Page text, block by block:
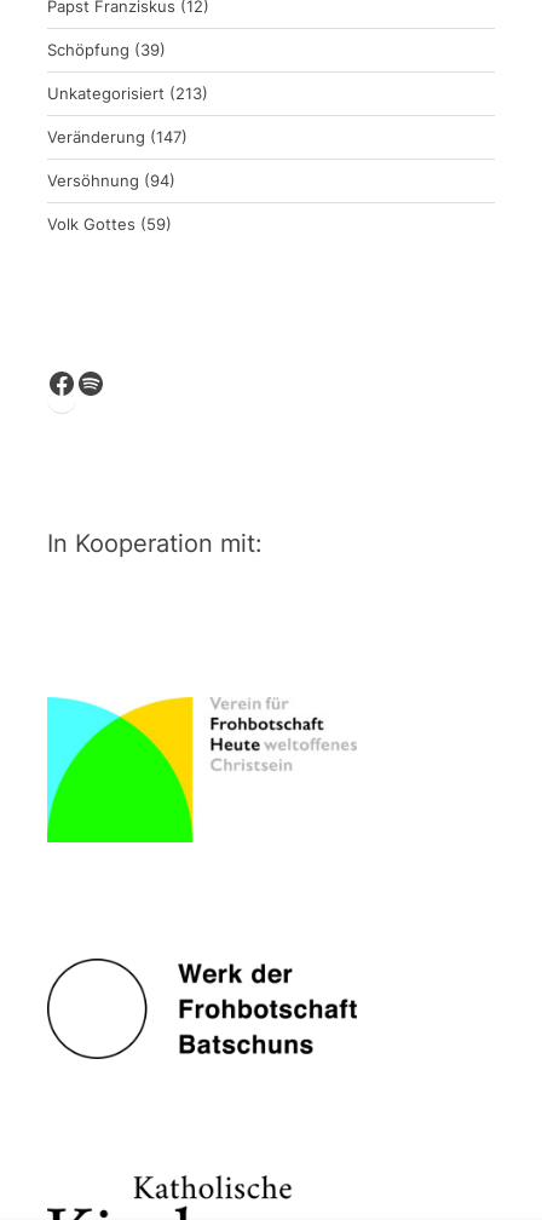
Papst Franziskus (12)
Schöpfung (39)
Unkategorisiert (213)
Veränderung (147)
Versöhnung (94)
Volk Gottes (59)
Facebook
Spotify
In Kooperation mit: